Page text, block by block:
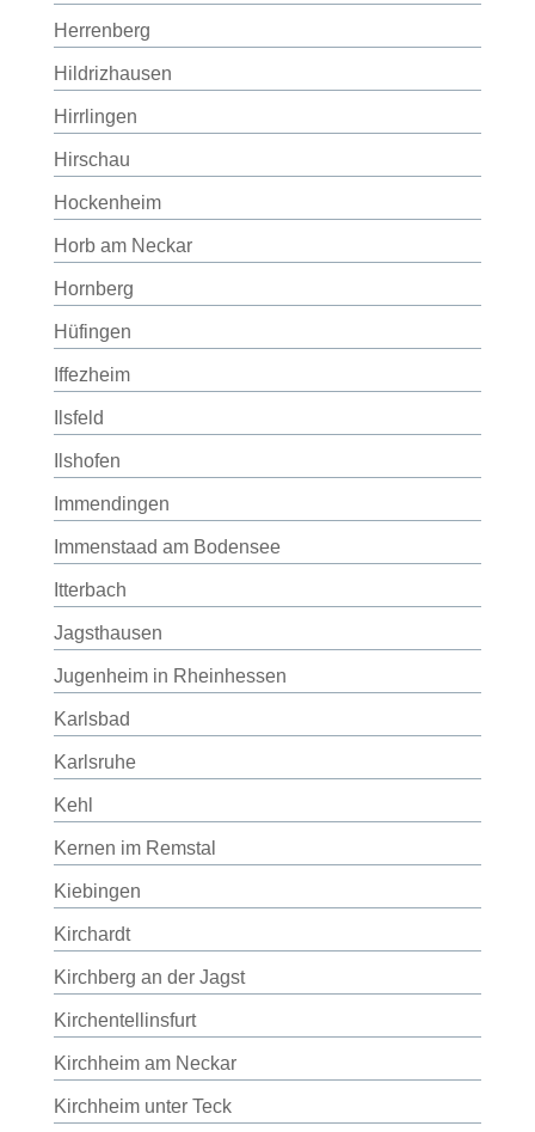
Herrenberg
Hildrizhausen
Hirrlingen
Hirschau
Hockenheim
Horb am Neckar
Hornberg
Hüfingen
Iffezheim
Ilsfeld
Ilshofen
Immendingen
Immenstaad am Bodensee
Itterbach
Jagsthausen
Jugenheim in Rheinhessen
Karlsbad
Karlsruhe
Kehl
Kernen im Remstal
Kiebingen
Kirchardt
Kirchberg an der Jagst
Kirchentellinsfurt
Kirchheim am Neckar
Kirchheim unter Teck